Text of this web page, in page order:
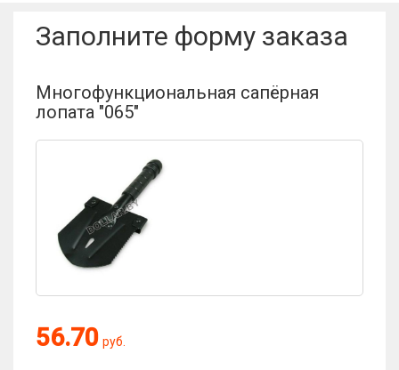
Заполните форму заказа
Многофункциональная сапёрная
лопата "065"
56.70 руб.